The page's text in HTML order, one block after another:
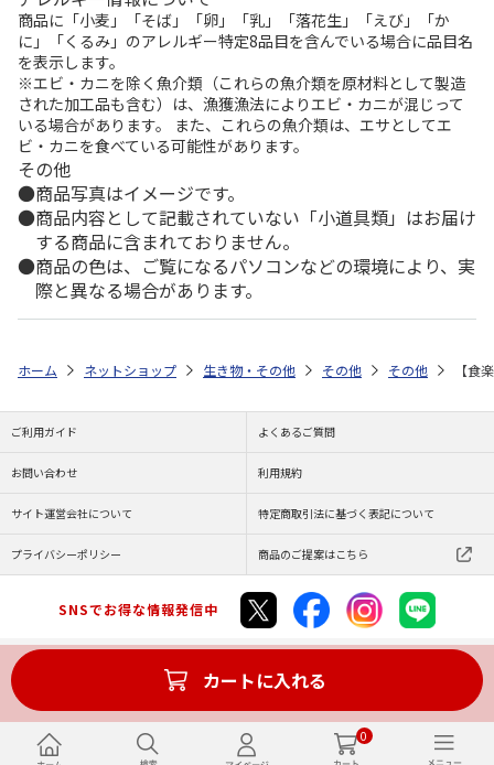
0
商品に「小麦」「そば」「卵」「乳」「落花生」「えび」「か
に」「くるみ」のアレルギー特定8品目を含んでいる場合に品目名
を表示します。
※エビ・カニを除く魚介類（これらの魚介類を原材料として製造
された加工品も含む）は、漁獲漁法によりエビ・カニが混じって
いる場合があります。 また、これらの魚介類は、エサとしてエ
ビ・カニを食べている可能性があります。
その他
商品写真はイメージです。
商品内容として記載されていない「小道具類」はお届け
する商品に含まれておりません。
商品の色は、ご覧になるパソコンなどの環境により、実
際と異なる場合があります。
カートに入れる
ホーム ネットショップ 生き物・その他 その他 その他 【食
ご利用ガイド よくあるご質問
お問い合わせ 利用規約
サイト運営会社について 特定商取引法に基づく表記について
プライバシーポリシー 商品のご提案はこちら
SNSでお得な情報発信中